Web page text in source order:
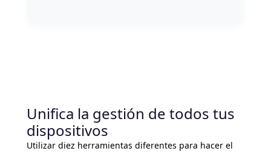
Unifica la gestión de todos tus
dispositivos
Utilizar diez herramientas diferentes para hacer el